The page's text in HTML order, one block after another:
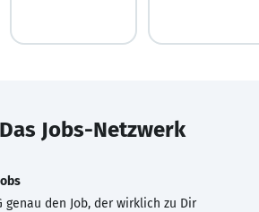
Jobs-Netzwerk
genau den Job, der wirklich zu Dir